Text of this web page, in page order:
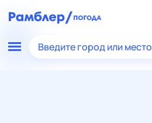
Введите город или место